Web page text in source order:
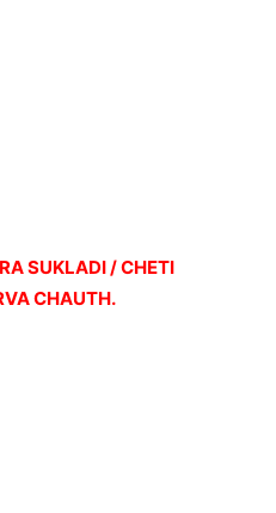
SUKLADI / CHETI
CHAUTH.